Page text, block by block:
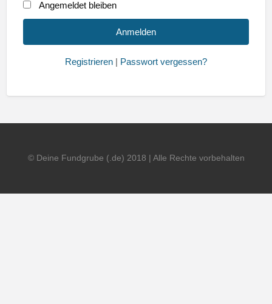
Angemeldet bleiben
Registrieren Passwort vergessen?
© Deine Fundgrube (.de) 2018 | Alle Rechte vorbehalten